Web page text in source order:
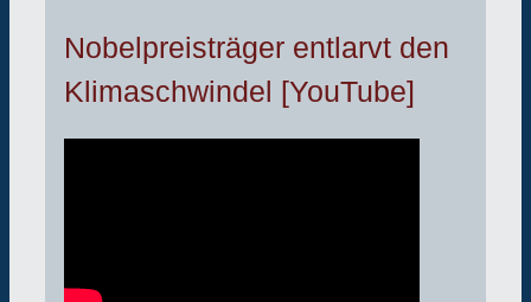
Nobelpreisträger entlarvt den
Klimaschwindel [YouTube]